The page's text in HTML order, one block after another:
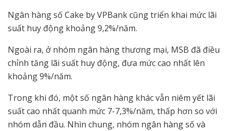
Ngân hàng số Cake by VPBank cũng triển khai mức lãi
suất huy động khoảng 9,2%/năm.
Ngoài ra, ở nhóm ngân hàng thương mại, MSB đã điều
chỉnh tăng lãi suất huy động, đưa mức cao nhất lên
khoảng 9%/năm.
Trong khi đó, một số ngân hàng khác vẫn niêm yết lãi
suất cao nhất quanh mức 7-7,3%/năm, thấp hơn so với
nhóm dẫn đầu. Nhìn chung, nhóm ngân hàng số và